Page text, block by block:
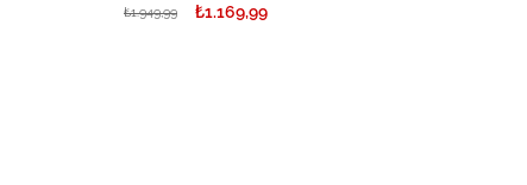
₺1.169,99
₺1.949,99